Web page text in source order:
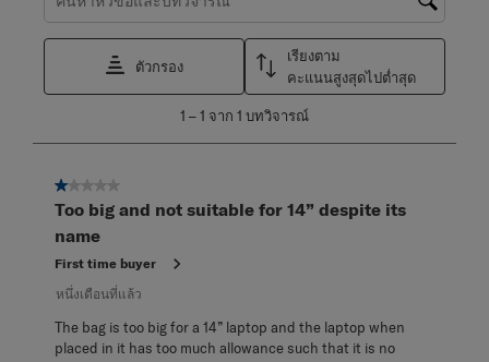
ค้นหาหัวข้อและตรวจสอบภูมิภาคการค้นหา
ตัวกรอง
เรียงตาม
คะแนนสูงสุดไปต่ำสุด
1
วิจารณ์
1 –1 จาก 1 บทวิจารณ์
1 จาก 5 ดาว
Too big and not suitable for 14” despite its
name
First time buyer
หนึ่งเดือนที่แล้ว
The bag is too big for a 14” laptop and the laptop when
placed in it has too much allowance such that it is no